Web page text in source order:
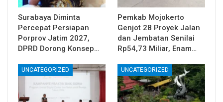
Surabaya Diminta
Percepat Persiapan
Porprov Jatim 2027,
DPRD Dorong Konsep…
Pemkab Mojokerto
Genjot 28 Proyek Jalan
dan Jembatan Senilai
Rp54,73 Miliar, Enam…
UNCATEGORIZED UNCATEGORIZED